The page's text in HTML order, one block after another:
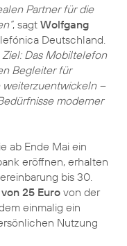
Partner für die
, sagt Wolfgang
Deutschland.
Das Mobiltelefon
Begleiter für
weiterzuentwickeln –
moderner
ab Ende Mai ein
eröffnen, erhalten
bis 30.
25 Euro von der
einmalig ein
Nutzung